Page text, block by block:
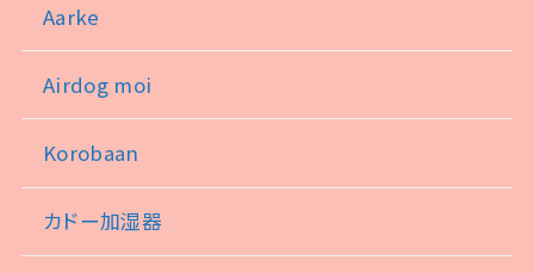
Aarke
Airdog moi
Korobaan
カドー加湿器